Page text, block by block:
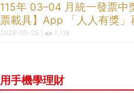
115年 03–04 月統一發票中
票載具】App 「人人有獎」
2026-05-25 | 7,738
用手機學理財